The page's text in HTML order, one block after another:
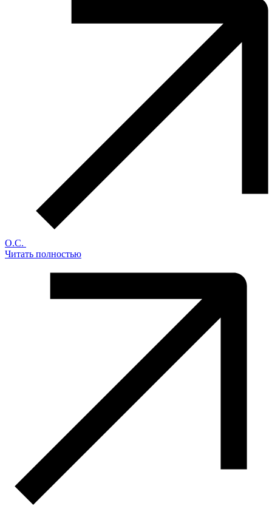
О.С.
Читать полностью